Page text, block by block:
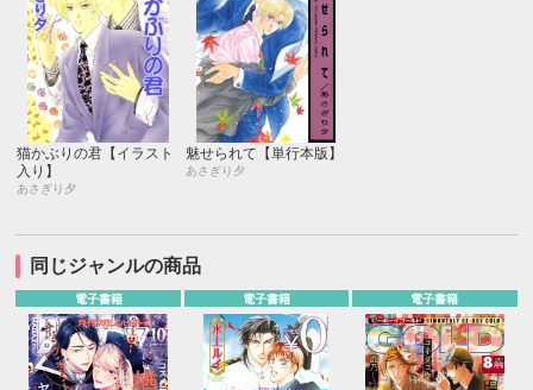
猫かぶりの君【イラスト
入り】
あさぎり夕
魅せられて【単行本版】
あさぎり夕
同じジャンルの商品
電子書籍 電子書籍 電子書籍